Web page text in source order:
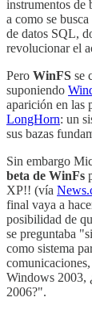
instrumentos de
a como se
de datos SQL,
revolucionar el
Pero WinFS se
suponiendo
aparición en las
LongHorn: un
sus bazas
Sin embargo
beta de WinFs
XP!! (vía
final vaya a
posibilidad de
se preguntaba
como sistema
Windows 2003,
2006?".